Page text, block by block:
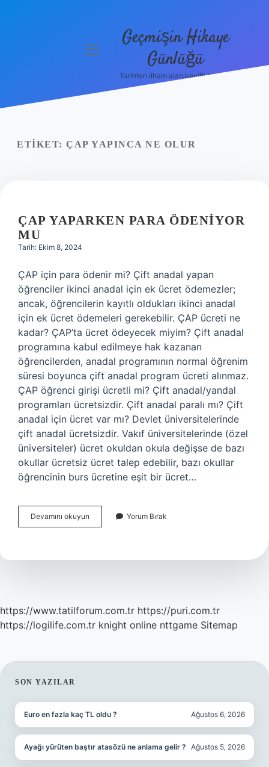
menüyü
Geçmişin Hikaye
Günlüğü
Tarihten ilham alan keyifli bilgiler!
ETIKET: ÇAP YAPINCA NE OLUR
ÇAP YAPARKEN PARA ÖDENIYOR
MU
Tarih: Ekim 8, 2024
ÇAP için para ödenir mi? Çift anadal yapan
öğrenciler ikinci anadal için ek ücret ödemezler;
ancak, öğrencilerin kayıtlı oldukları ikinci anadal
için ek ücret ödemeleri gerekebilir. ÇAP ücreti ne
kadar? ÇAP’ta ücret ödeyecek miyim? Çift anadal
programına kabul edilmeye hak kazanan
öğrencilerden, anadal programının normal öğrenim
süresi boyunca çift anadal program ücreti alınmaz.
ÇAP öğrenci girişi ücretli mi? Çift anadal/yandal
programları ücretsizdir. Çift anadal paralı mı? Çift
anadal için ücret var mı? Devlet üniversitelerinde
çift anadal ücretsizdir. Vakıf üniversitelerinde (özel
üniversiteler) ücret okuldan okula değişse de bazı
okullar ücretsiz ücret talep edebilir, bazı okullar
öğrencinin burs ücretine eşit bir ücret…
Devamını okuyun
Yaparken
Mu
Yorum Bırak
https://www.tatilforum.com.tr https://puri.com.tr
https://logilife.com.tr knight online nttgame Sitemap
SIDEBAR
SON YAZILAR
Euro en fazla kaç TL oldu ? Ağustos 6, 2026
Ayağı yürüten baştır atasözü ne anlama gelir ? Ağustos 5, 2026